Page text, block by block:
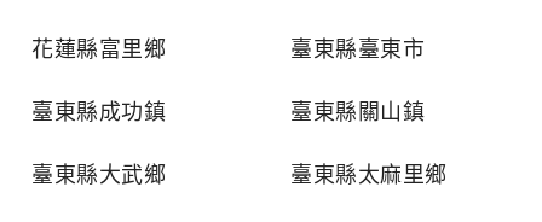
花蓮縣富里鄉 臺東縣臺東市
臺東縣成功鎮 臺東縣關山鎮
臺東縣大武鄉 臺東縣太麻里鄉